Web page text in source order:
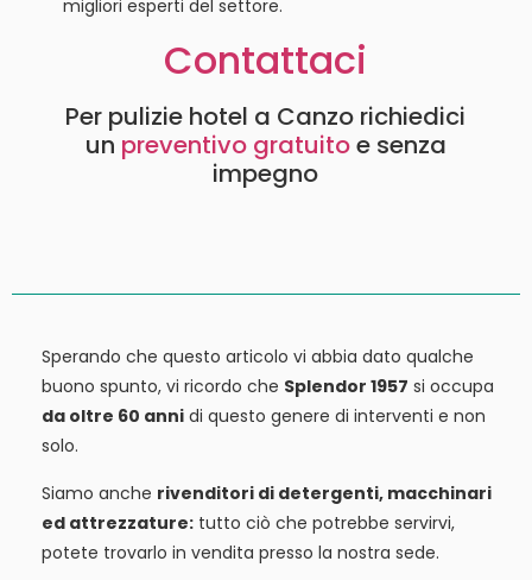
migliori esperti del settore.
Contattaci
Per pulizie hotel a Canzo richiedici
un preventivo gratuitoe senza
impegno
Sperando che questo articolo vi abbia dato qualche
buono spunto, vi ricordo che Splendor 1957 si occupa
da oltre 60 anni di questo genere di interventi e non
solo.
Siamo anche rivenditori di detergenti, macchinari
ed attrezzature: tutto ciò che potrebbe servirvi,
potete trovarlo in vendita presso la nostra sede.